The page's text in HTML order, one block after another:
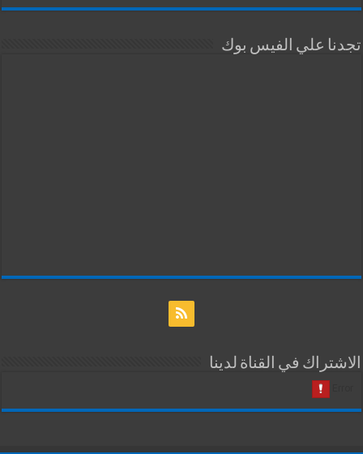
تجدنا علي الفيس بوك
الاشتراك في القناة لدينا